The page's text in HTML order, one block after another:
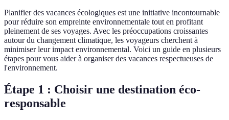
Planifier des vacances écologiques est une initiative incontournable
pour réduire son empreinte environnementale tout en profitant
pleinement de ses voyages. Avec les préoccupations croissantes
autour du changement climatique, les voyageurs cherchent à
minimiser leur impact environnemental. Voici un guide en plusieurs
étapes pour vous aider à organiser des vacances respectueuses de
l'environnement.
Étape 1 : Choisir une destination éco-
responsable